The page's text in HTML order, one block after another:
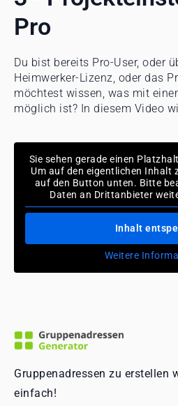
Pro
Du bist bereits Pro-User, oder
Heimwerker-Lizenz, oder das
möchtest wissen, was mit
möglich ist? In diesem Video
Sie sehen gerade einen
Um auf den eigentlichen Inhalt
auf den Button unten. Bitte
Daten an Drittanbieter
Inhalt
Weitere
Gruppenadressen zu erstellen
einfach!